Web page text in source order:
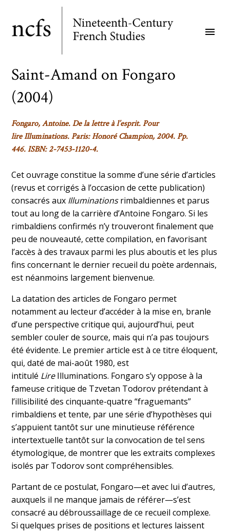
main
menu
Saint-Amand on Fongaro
(2004)
Fongaro, Antoine.De la lettre à l’esprit. Pour
lireIlluminations. Paris: Honoré Champion, 2004. Pp.
446. ISBN: 2-7453-1120-4.
Cet ouvrage constitue la somme d’une série d’articles
(revus et corrigés à l’occasion de cette publication)
consacrés aux Illuminationsrimbaldiennes et parus
tout au long de la carrière d’Antoine Fongaro. Si les
rimbaldiens confirmés n’y trouveront finalement que
peu de nouveauté, cette compilation, en favorisant
l’accès à des travaux parmi les plus aboutis et les plus
fins concernant le dernier recueil du poète ardennais,
est néanmoins largement bienvenue.
La datation des articles de Fongaro permet
notamment au lecteur d’accéder à la mise en, branle
d’une perspective critique qui, aujourd’hui, peut
sembler couler de source, mais qui n’a pas toujours
été évidente. Le premier article est à ce titre éloquent,
qui, daté de mai-août 1980, est
intitulé LireIlluminations. Fongaro s’y oppose à la
fameuse critique de Tzvetan Todorov prétendant à
l’illisibilité des cinquante-quatre “fraguemants”
rimbaldiens et tente, par une série d’hypothèses qui
s’appuient tantôt sur une minutieuse référence
intertextuelle tantôt sur la convocation de tel sens
étymologique, de montrer que les extraits complexes
isolés par Todorov sont compréhensibles.
Partant de ce postulat, Fongaro—et avec lui d’autres,
auxquels il ne manque jamais de référer—s’est
consacré au débroussaillage de ce recueil complexe.
Si quelques prises de positions et lectures laissent